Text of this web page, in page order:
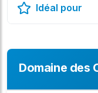
Idéal pour
Domaine des